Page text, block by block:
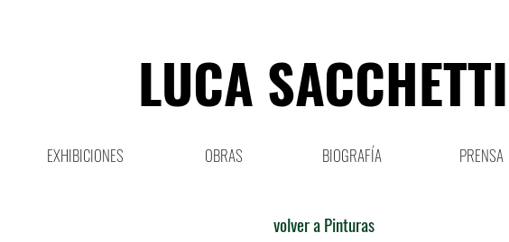
EXHIBICIONES OBRAS BIOGRAFÍA PRENSA
volver a Pinturas
LUCA SACCHETTI